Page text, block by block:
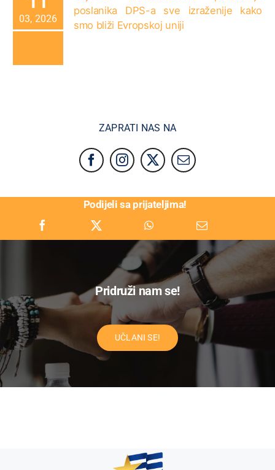
03, 2026
poslanika DPS-a sve izraženije kako
smo bliži Evropskoj uniji
ZAPRATI NAS NA
Podijeli sa prijateljima!
Pridruži nam se!
UČLANI SE!